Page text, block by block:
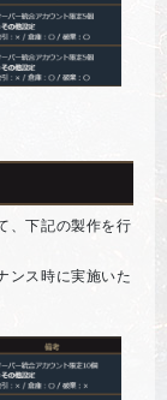
、下記の製作を行
ンス時に実施いた